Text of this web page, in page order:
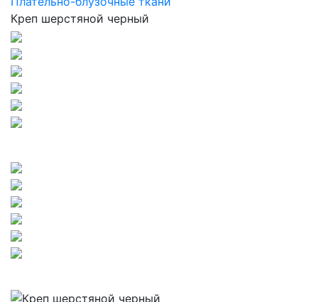
Креп шерстяной черный